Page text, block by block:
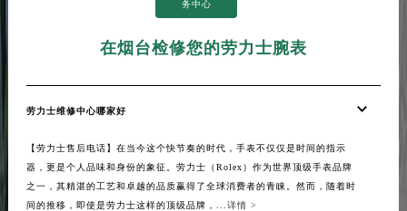
务中心
在烟台检修您的劳力士腕表
劳力士维修中心哪家好
【劳力士售后电话】在当今这个快节奏的时代，手表不仅仅是时间的指示
器，更是个人品味和身份的象征。劳力士（Rolex）作为世界顶级手表品牌
之一，其精湛的工艺和卓越的品质赢得了全球消费者的青睐。然而，随着时
间的推移，即使是劳力士这样的顶级品牌，... 详情 >